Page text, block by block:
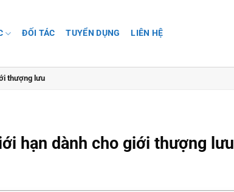
ĐỐI TÁC TUYỂN DỤNG LIÊN HỆ
thượng lưu
hạn dành cho giới thượng lưu